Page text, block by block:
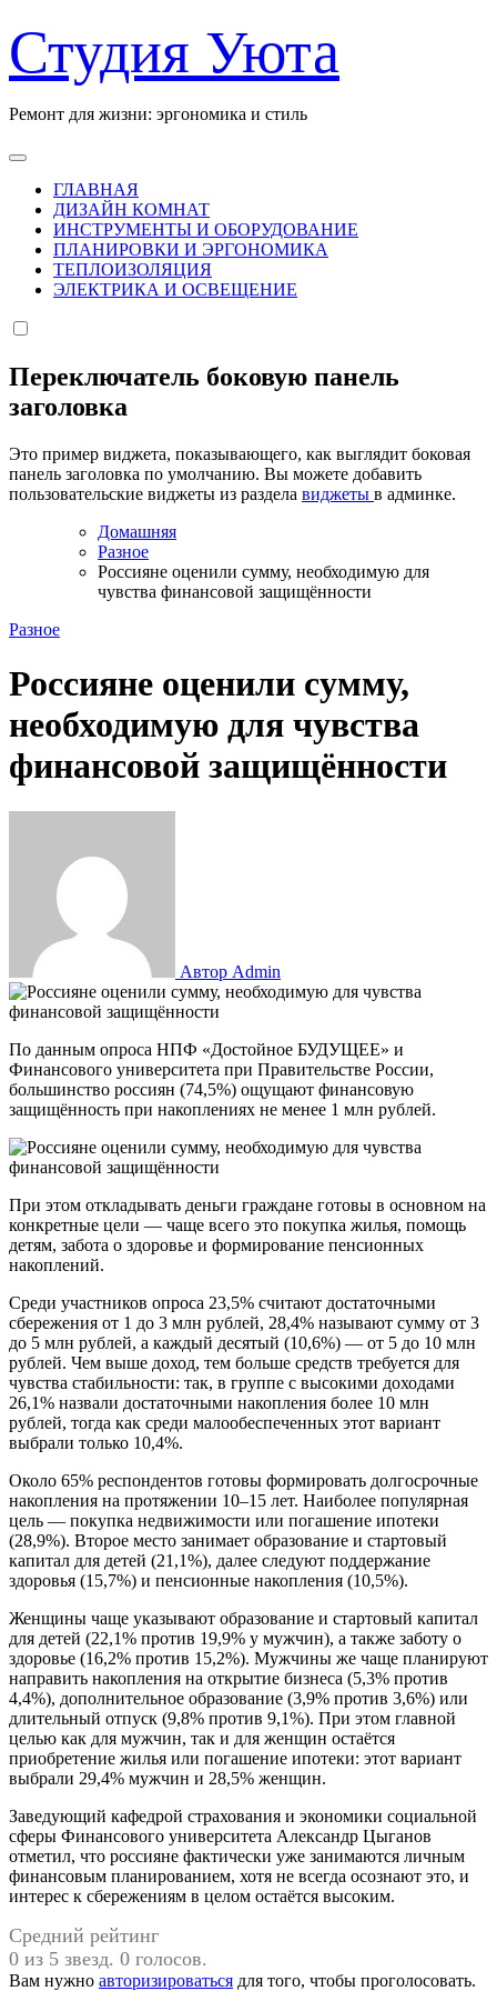
к
содержанию
Студия Уюта
Ремонт для жизни: эргономика и стиль
ГЛАВНАЯ
ДИЗАЙН КОМНАТ
ИНСТРУМЕНТЫ И ОБОРУДОВАНИЕ
ПЛАНИРОВКИ И ЭРГОНОМИКА
ТЕПЛОИЗОЛЯЦИЯ
ЭЛЕКТРИКА И ОСВЕЩЕНИЕ
Переключатель боковую панель
заголовка
Это пример виджета, показывающего, как выглядит боковая
панель заголовка по умолчанию. Вы можете добавить
пользовательские виджеты из раздела виджеты в админке.
Домашняя
Разное
Россияне оценили сумму, необходимую для
чувства финансовой защищённости
Разное
Россияне оценили сумму,
необходимую для чувства
финансовой защищённости
Автор Admin
По данным опроса НПФ «Достойное БУДУЩЕЕ» и
Финансового университета при Правительстве России,
большинство россиян (74,5%) ощущают финансовую
защищённость при накоплениях не менее 1 млн рублей.
При этом откладывать деньги граждане готовы в основном на
конкретные цели — чаще всего это покупка жилья, помощь
детям, забота о здоровье и формирование пенсионных
накоплений.
Среди участников опроса 23,5% считают достаточными
сбережения от 1 до 3 млн рублей, 28,4% называют сумму от 3
до 5 млн рублей, а каждый десятый (10,6%) — от 5 до 10 млн
рублей. Чем выше доход, тем больше средств требуется для
чувства стабильности: так, в группе с высокими доходами
26,1% назвали достаточными накопления более 10 млн
рублей, тогда как среди малообеспеченных этот вариант
выбрали только 10,4%.
Около 65% респондентов готовы формировать долгосрочные
накопления на протяжении 10–15 лет. Наиболее популярная
цель — покупка недвижимости или погашение ипотеки
(28,9%). Второе место занимает образование и стартовый
капитал для детей (21,1%), далее следуют поддержание
здоровья (15,7%) и пенсионные накопления (10,5%).
Женщины чаще указывают образование и стартовый капитал
для детей (22,1% против 19,9% у мужчин), а также заботу о
здоровье (16,2% против 15,2%). Мужчины же чаще планируют
направить накопления на открытие бизнеса (5,3% против
4,4%), дополнительное образование (3,9% против 3,6%) или
длительный отпуск (9,8% против 9,1%). При этом главной
целью как для мужчин, так и для женщин остаётся
приобретение жилья или погашение ипотеки: этот вариант
выбрали 29,4% мужчин и 28,5% женщин.
Заведующий кафедрой страхования и экономики социальной
сферы Финансового университета Александр Цыганов
отметил, что россияне фактически уже занимаются личным
финансовым планированием, хотя не всегда осознают это, и
интерес к сбережениям в целом остаётся высоким.
Средний рейтинг
0 из 5 звезд. 0 голосов.
Вам нужно авторизироваться для того, чтобы проголосовать.